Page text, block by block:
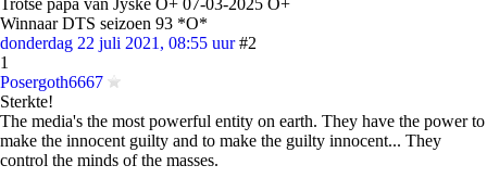
Trotse papa van Jyske O+ 07-03-2025 O+
Winnaar DTS seizoen 93 *O*
donderdag 22 juli 2021, 08:55 uur #2
1
Posergoth6667
Sterkte!
The media's the most powerful entity on earth. They have the power to
make the innocent guilty and to make the guilty innocent... They
control the minds of the masses.